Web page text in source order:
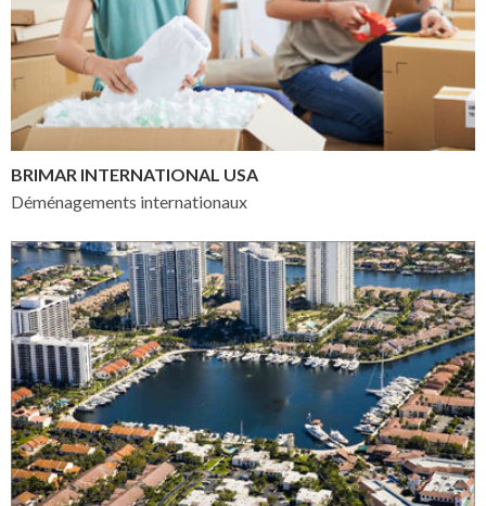
BRIMAR INTERNATIONAL USA
Déménagements internationaux